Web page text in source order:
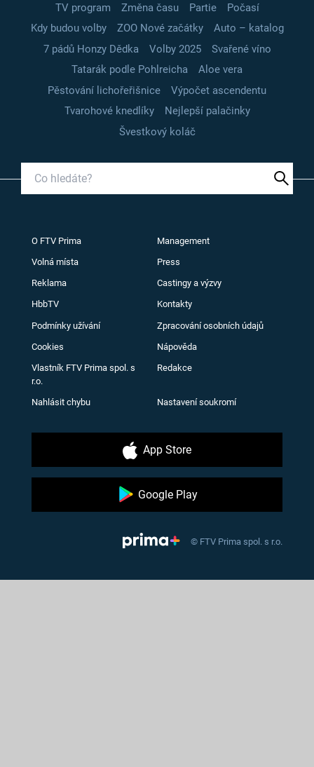
TV program
Změna času Partie
Počasí
Kdy budou volby
ZOO Nové začátky
Auto – katalog
7 pádů Honzy Dědka
Volby 2025
Svařené víno
Tatarák podle Pohlreicha
Aloe vera
Pěstování lichořeřišnice
Výpočet ascendentu
Tvarohové knedlíky
Nejlepší palačinky
Švestkový koláč
O FTV Prima Management
Volná místa Press
Reklama Castingy a výzvy
HbbTV Kontakty
Podmínky užívání Zpracování osobních údajů
Cookies Nápověda
Vlastník FTV Prima spol. s
r.o.
Redakce
Nahlásit chybu Nastavení soukromí
App Store
Google Play
© FTV Prima spol. s r.o.